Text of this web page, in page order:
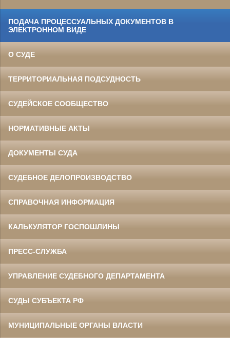
ПОДАЧА ПРОЦЕССУАЛЬНЫХ ДОКУМЕНТОВ В
ЭЛЕКТРОННОМ ВИДЕ
О СУДЕ
ТЕРРИТОРИАЛЬНАЯ ПОДСУДНОСТЬ
СУДЕЙСКОЕ СООБЩЕСТВО
НОРМАТИВНЫЕ АКТЫ
ДОКУМЕНТЫ СУДА
СУДЕБНОЕ ДЕЛОПРОИЗВОДСТВО
СПРАВОЧНАЯ ИНФОРМАЦИЯ
КАЛЬКУЛЯТОР ГОСПОШЛИНЫ
ПРЕСС-СЛУЖБА
УПРАВЛЕНИЕ СУДЕБНОГО ДЕПАРТАМЕНТА
СУДЫ СУБЪЕКТА РФ
МУНИЦИПАЛЬНЫЕ ОРГАНЫ ВЛАСТИ